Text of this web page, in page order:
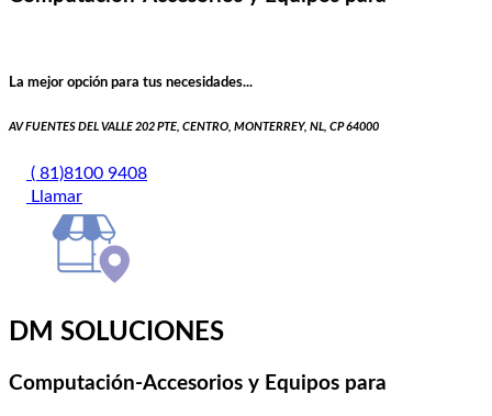
La mejor opción para tus necesidades...
AV FUENTES DEL VALLE 202 PTE, CENTRO, MONTERREY, NL, CP 64000
( 81)8100 9408
Llamar
DM SOLUCIONES
Computación-Accesorios y Equipos para